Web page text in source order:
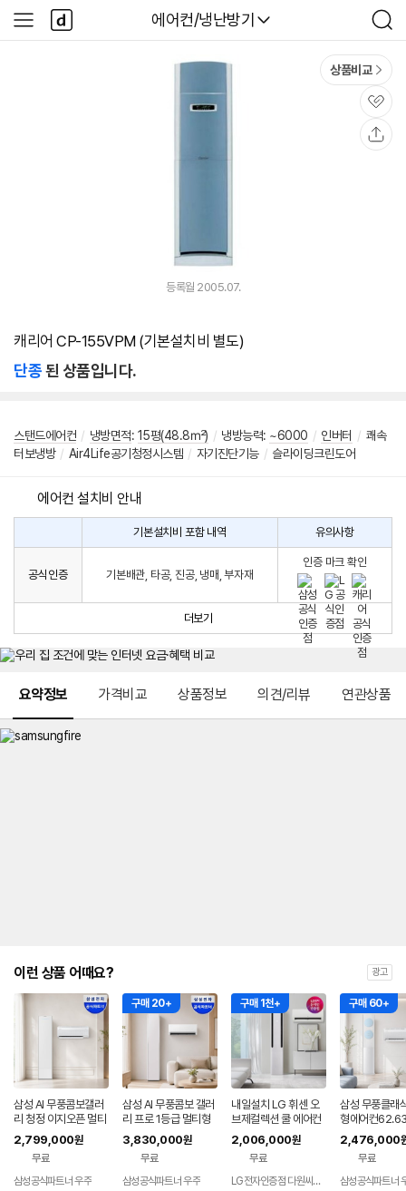
다나와
에어컨/냉난방기
검
색
사
이
다
나
와
상품비교
관
심
등록월 2005.07.
캐리어 CP-155VPM (기본설치비 별도)
단종된 상품입니다.
스탠드에어컨 / 냉방면적: 15평(48.8㎡) / 냉방능력: ~6000 / 인버터 / 쾌속
터보냉방 / Air4Life공기청정시스템 / 자기진단기능 / 슬라이딩크린도어
에어컨 설치비 안내
구
시
생
는
치
비
컨
설
기본설치비 포함 내역 유의사항
공식인증 기본배관, 타공, 진공, 냉매, 부자재
인증 마크 확인
더보기
요약정보 가격비교 상품정보 의견/리뷰 연관상품
이런 상품 어때요? 광고
삼성 AI 무풍콤보갤러
리 청정 이지오픈 멀티
형 에어컨 AF80F17D
22WRS 기본설치포
2,799,000원
무료
삼성공식파트너 우주
구매 20+
삼성 AI 무풍콤보 갤러
리 프로 1등급 멀티형
에어컨 AF90H17D3
8ERS 기본설치포함
3,830,000원
무료
삼성공식파트너 우주
구매 1천+
내일설치 LG 휘센 오
브제컬렉션 쿨 에어컨
2in1 FQ17FC1EC2
기본설치포함
2,006,000원
무료
LG전자인증점 다원씨앤씨
구매 60+
삼성 무풍클래
형에어컨
리미엄블루 기
비포함
2,476,000
무료
삼성공식파트너